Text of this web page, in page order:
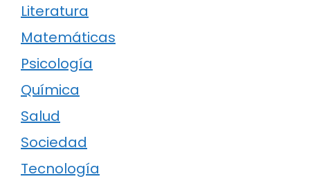
Literatura
Matemáticas
Psicología
Química
Salud
Sociedad
Tecnología